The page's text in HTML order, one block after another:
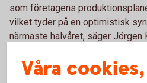
som företagens
vilket tyder på en optimistisk
närmaste halvåret, säger Jörgen
PMI industri, januari 2021
Våra